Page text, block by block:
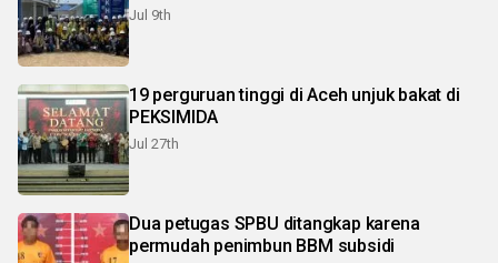
Jul 9th
19 perguruan tinggi di Aceh unjuk bakat di
PEKSIMIDA
Jul 27th
Dua petugas SPBU ditangkap karena
permudah penimbun BBM subsidi